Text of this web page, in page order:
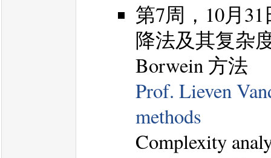
第7周，10月
降法及其复杂
Borwein 方法
Prof. Lieven
methods
Complexity